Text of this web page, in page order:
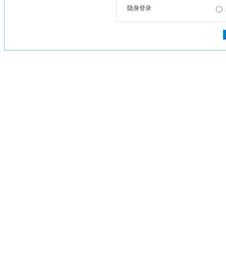
隐身登录